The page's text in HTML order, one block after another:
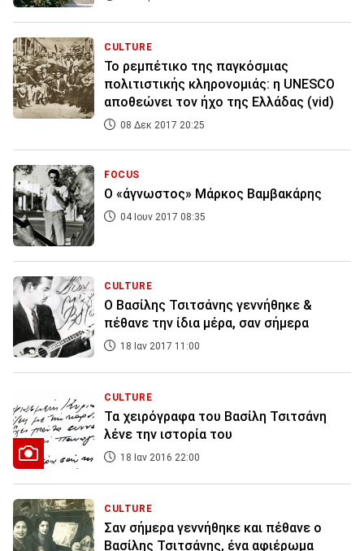
CULTURE
Το ρεμπέτικο της παγκόσμιας
πολιτιστικής κληρονομιάς: η UNESCO
αποθεώνει τον ήχο της Ελλάδας (vid)
08 Δεκ 2017 20:25
FOCUS
Ο «άγνωστος» Μάρκος Βαμβακάρης
04 Ιουν 2017 08:35
CULTURE
Ο Βασίλης Τσιτσάνης γεννήθηκε &
πέθανε την ίδια μέρα, σαν σήμερα
18 Ιαν 2017 11:00
CULTURE
Τα χειρόγραφα του Βασίλη Τσιτσάνη
λένε την ιστορία του
18 Ιαν 2016 22:00
CULTURE
Σαν σήμερα γεννήθηκε και πέθανε ο
Βασίλης Τσιτσάνης, ένα αφιέρωμα